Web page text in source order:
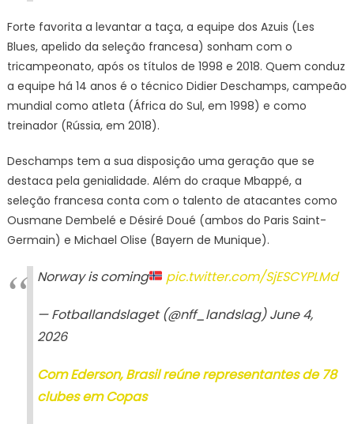
Forte favorita a levantar a taça, a equipe dos Azuis (Les
Blues, apelido da seleção francesa) sonham com o
tricampeonato, após os títulos de 1998 e 2018. Quem conduz
a equipe há 14 anos é o técnico Didier Deschamps, campeão
mundial como atleta (África do Sul, em 1998) e como
treinador (Rússia, em 2018).
Deschamps tem a sua disposição uma geração que se
destaca pela genialidade. Além do craque Mbappé, a
seleção francesa conta com o talento de atacantes como
Ousmane Dembelé e Désiré Doué (ambos do Paris Saint-
Germain) e Michael Olise (Bayern de Munique).
Norway is coming pic.twitter.com/SjESCYPLMd
— Fotballandslaget (@nff_landslag) June 4,
2026
Com Ederson, Brasil reúne representantes de 78
clubes em Copas